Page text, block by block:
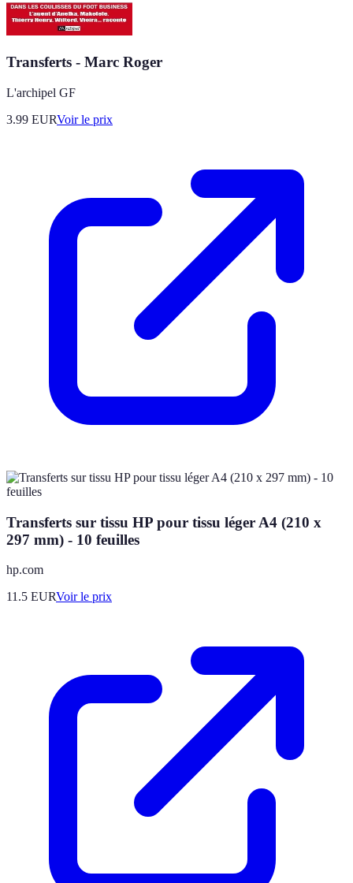
Transferts - Marc Roger
L'archipel GF
3.99 EURVoir le prix
Transferts sur tissu HP pour tissu léger A4 (210 x
297 mm) - 10 feuilles
hp.com
11.5 EURVoir le prix